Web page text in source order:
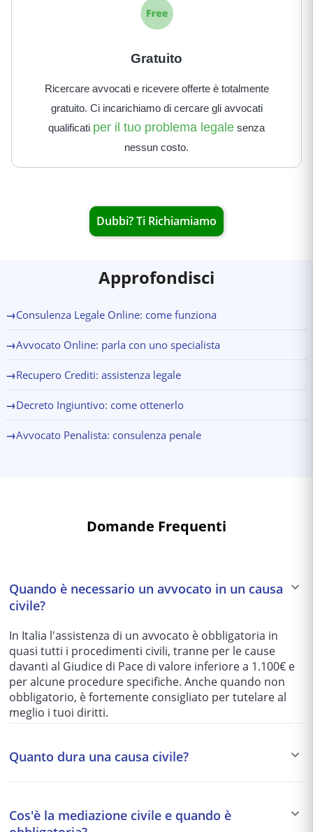
Gratuito
Ricercare avvocati e ricevere offerte è totalmente
gratuito. Ci incarichiamo di cercare gli avvocati
qualificati per il tuo problema legale senza
nessun costo.
Dubbi? Ti Richiamiamo
Approfondisci
→Consulenza Legale Online: come funziona
→Avvocato Online: parla con uno specialista
→Recupero Crediti: assistenza legale
→Decreto Ingiuntivo: come ottenerlo
→Avvocato Penalista: consulenza penale
Domande Frequenti
Quando è necessario un avvocato in un causa
civile?
In Italia l'assistenza di un avvocato è obbligatoria in
quasi tutti i procedimenti civili, tranne per le cause
davanti al Giudice di Pace di valore inferiore a 1.100€ e
per alcune procedure specifiche. Anche quando non
obbligatorio, è fortemente consigliato per tutelare al
meglio i tuoi diritti.
Quanto dura una causa civile?
semplici fino a 5-10 anni per quelle più articolate. Per
Cos'è la mediazione civile e quando è